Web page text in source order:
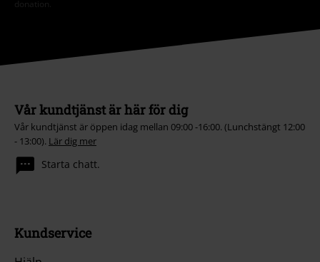
Returnera en vara
Generell storleksguide
Avsluta mitt BSC-medlemskap
Dina erbjudanden